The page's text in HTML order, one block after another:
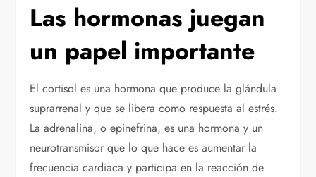
Las hormonas juegan
un papel importante
El cortisol es una hormona que produce la glándula
suprarrenal y que se libera como respuesta al estrés.
La adrenalina, o epinefrina, es una hormona y un
neurotransmisor que lo que hace es aumentar la
frecuencia cardiaca y participa en la reacción de